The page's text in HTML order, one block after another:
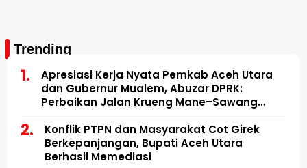
Trending
Apresiasi Kerja Nyata Pemkab Aceh Utara
dan Gubernur Mualem, Abuzar DPRK:
Perbaikan Jalan Krueng Mane–Sawang
Konflik PTPN dan Masyarakat Cot Girek
Berkepanjangan, Bupati Aceh Utara
Berhasil Memediasi